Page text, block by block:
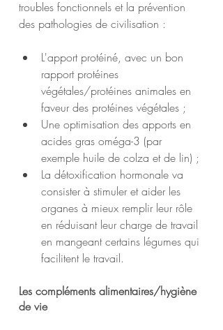
troubles fonctionnels et la prévention
des pathologies de civilisation :
L'apport protéiné, avec un bon
rapport protéines
végétales/protéines animales en
faveur des protéines végétales ;
Une optimisation des apports en
acides gras oméga-3 (par
exemple huile de colza et de lin) ;
La détoxification hormonale va
consister à stimuler et aider les
organes à mieux remplir leur rôle
en réduisant leur charge de travail
en mangeant certains légumes qui
facilitent le travail.
Les compléments alimentaires/hygiène
de vie